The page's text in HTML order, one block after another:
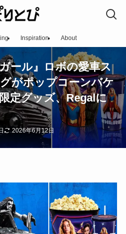
Inspiration About
ール』ロボの愛車ス
がポップコーンバケ
定グッズ、Regalに
2026年6月12日